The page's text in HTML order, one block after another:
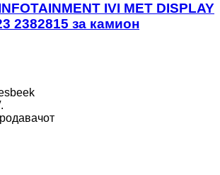
IVI MET DISPLAY
2382815 за камион